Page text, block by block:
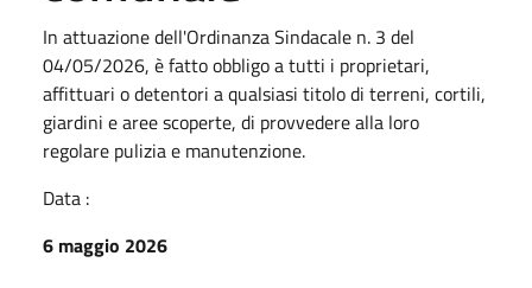
In attuazione dell'Ordinanza Sindacale n. 3 del
04/05/2026, è fatto obbligo a tutti i proprietari,
affittuari o detentori a qualsiasi titolo di terreni, cortili,
giardini e aree scoperte, di provvedere alla loro
regolare pulizia e manutenzione.
Data :
6 maggio 2026